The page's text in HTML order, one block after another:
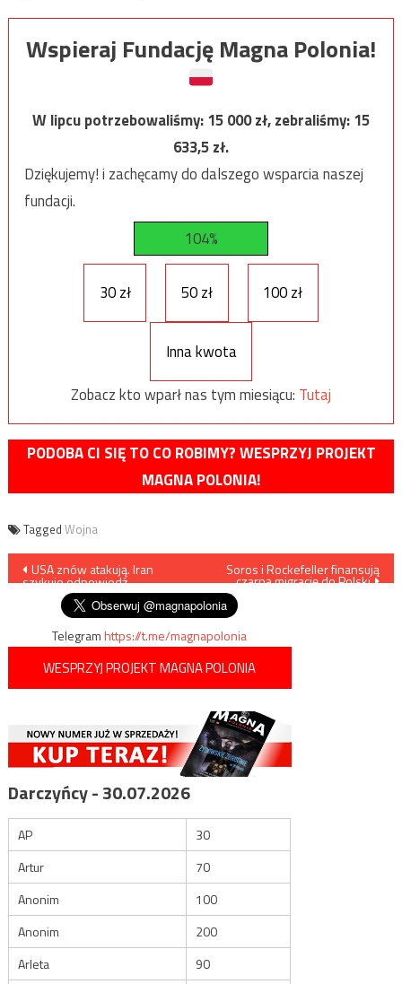
Wspieraj Fundację Magna Polonia!
W lipcu potrzebowaliśmy:15 000zł, zebraliśmy:15
633,5zł.
Dziękujemy! i zachęcamy do dalszego wsparcia naszej
fundacji.
104%
30 zł 50 zł 100 zł
Inna kwota
Zobacz kto wparł nas tym miesiącu: Tutaj
PODOBA CI SIĘ TO CO ROBIMY? WESPRZYJ PROJEKT
MAGNA POLONIA!
Tagged Wojna
Nawigacja
wpisu
USA znów atakują. Iran
szykuje odpowiedź
Soros i Rockefeller finansują
czarną migrację do Polski
Telegramhttps://t.me/magnapolonia
WESPRZYJ PROJEKT MAGNA POLONIA
Darczyńcy - 30.07.2026
AP
30
Artur
70
Anonim
100
Anonim
200
Arleta
90